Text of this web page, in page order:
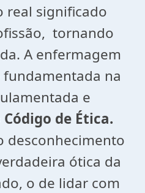
real significado
tornando
A enfermagem
na
e
Código de Ética.
desconhecimento
ótica da
o de lidar com